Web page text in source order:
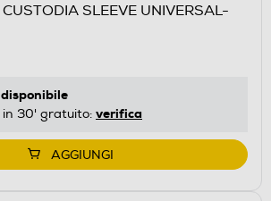
SLEEVE UNIVERSAL-
disponibile
in 30' gratuito: verifica
AGGIUNGI